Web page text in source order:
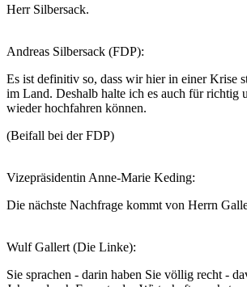
Herr Silbersack.
Andreas Silbersack (FDP):
Es ist definitiv so, dass wir hier in einer Krise
im Land. Deshalb halte ich es auch für richtig
wieder hochfahren können.
(Beifall bei der FDP)
Vizepräsidentin Anne-Marie Keding:
Die nächste Nachfrage kommt von Herrn
Wulf Gallert (Die Linke):
Sie sprachen - darin haben Sie völlig recht -